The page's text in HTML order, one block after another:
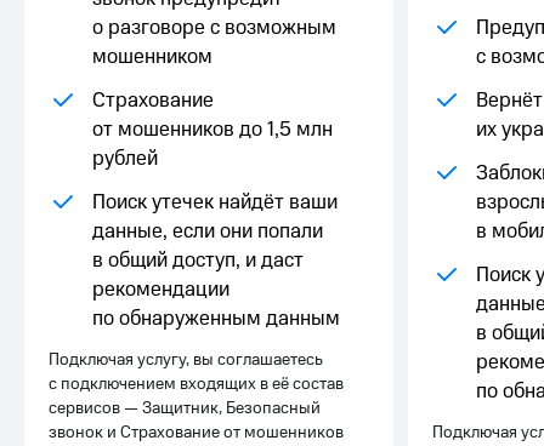
Оформить
чистый
номер
Выбрать
красивый
Заменить
SIM-
карту
Перейти
eSIM
Для дома
тарифом
Интернет,
ТВ и телефон
для дома
Услуги
Личный
кабинет
интернета
и
ТВ
Личный
кабинет
спутникового
о разговоре с возможным
мошенником
Страхование
от мошенников до 1,5 млн
рублей
Поиск утечек найдёт ваши
данные, если они попали
в общий доступ, и даст
рекомендации
по обнаруженным данным
Подключая услугу, вы соглашаетесь
с подключением входящих в её состав
сервисов — Защитник, Безопасный
звонок и Страхование от мошенников
с
их
в
Поиск
в
по
Подключая